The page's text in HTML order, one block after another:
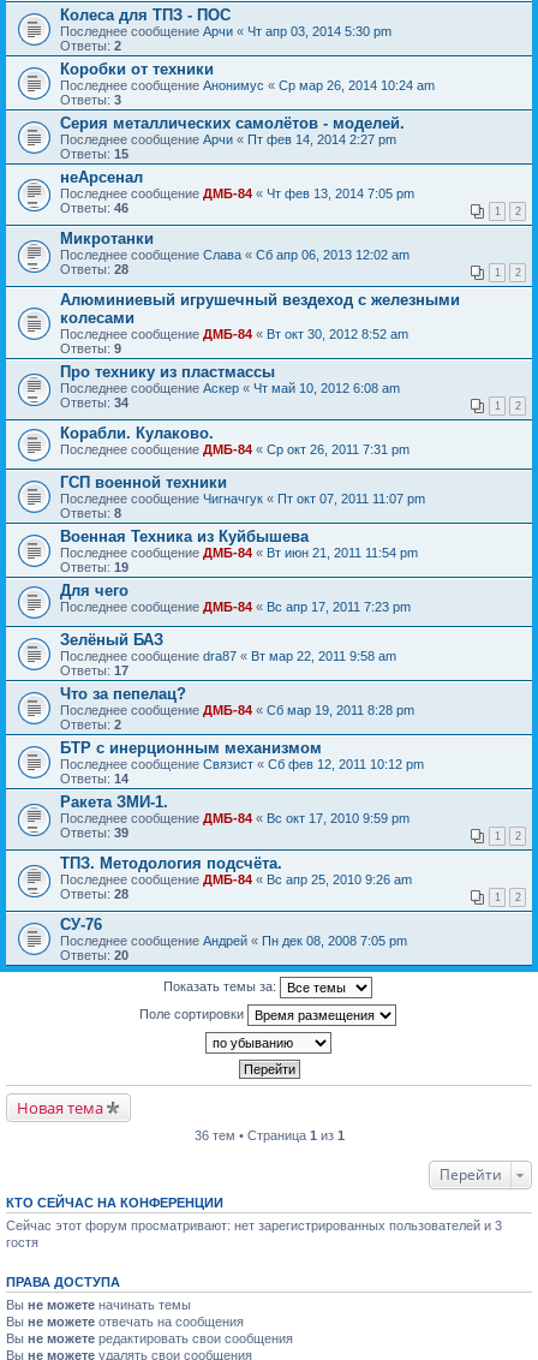
Колеса для ТПЗ - ПОС
Последнее сообщение Арчи « Чт апр 03, 2014 5:30 pm
Ответы: 2
Коробки от техники
Последнее сообщение Анонимус « Ср мар 26, 2014 10:24 am
Ответы: 3
Серия металлических самолётов - моделей.
Последнее сообщение Арчи « Пт фев 14, 2014 2:27 pm
Ответы: 15
неАрсенал
Последнее сообщение ДМБ-84 « Чт фев 13, 2014 7:05 pm
Ответы: 46 1 2
Микротанки
Последнее сообщение Слава « Сб апр 06, 2013 12:02 am
Ответы: 28 1 2
Алюминиевый игрушечный вездеход с железными
колесами
Последнее сообщение ДМБ-84 « Вт окт 30, 2012 8:52 am
Ответы: 9
Про технику из пластмассы
Последнее сообщение Аскер « Чт май 10, 2012 6:08 am
Ответы: 34 1 2
Корабли. Кулаково.
Последнее сообщение ДМБ-84 « Ср окт 26, 2011 7:31 pm
ГСП военной техники
Последнее сообщение Чигначгук « Пт окт 07, 2011 11:07 pm
Ответы: 8
Военная Техника из Куйбышева
Последнее сообщение ДМБ-84 « Вт июн 21, 2011 11:54 pm
Ответы: 19
Для чего
Последнее сообщение ДМБ-84 « Вс апр 17, 2011 7:23 pm
Зелёный БАЗ
Последнее сообщение dra87 « Вт мар 22, 2011 9:58 am
Ответы: 17
Что за пепелац?
Последнее сообщение ДМБ-84 « Сб мар 19, 2011 8:28 pm
Ответы: 2
БТР с инерционным механизмом
Последнее сообщение Связист « Сб фев 12, 2011 10:12 pm
Ответы: 14
Ракета ЗМИ-1.
Последнее сообщение ДМБ-84 « Вс окт 17, 2010 9:59 pm
Ответы: 39 1 2
ТПЗ. Методология подсчёта.
Последнее сообщение ДМБ-84 « Вс апр 25, 2010 9:26 am
Ответы: 28 1 2
СУ-76
Последнее сообщение Андрей « Пн дек 08, 2008 7:05 pm
Ответы: 20
Показать темы за:
Поле сортировки
Новая тема
36 тем • Страница 1 из 1
Перейти
КТО СЕЙЧАС НА КОНФЕРЕНЦИИ
Сейчас этот форум просматривают: нет зарегистрированных пользователей и 3
гостя
ПРАВА ДОСТУПА
Вы не можете начинать темы
Вы не можете отвечать на сообщения
Вы не можете редактировать свои сообщения
Вы не можете удалять свои сообщения